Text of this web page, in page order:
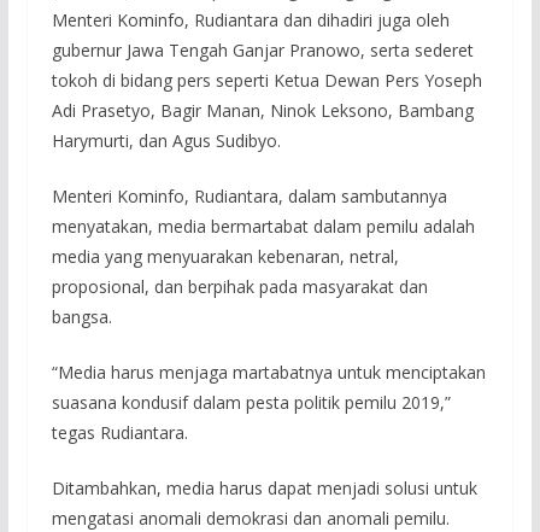
Menteri Kominfo, Rudiantara dan dihadiri juga oleh
gubernur Jawa Tengah Ganjar Pranowo, serta sederet
tokoh di bidang pers seperti Ketua Dewan Pers Yoseph
Adi Prasetyo, Bagir Manan, Ninok Leksono, Bambang
Harymurti, dan Agus Sudibyo.
Menteri Kominfo, Rudiantara, dalam sambutannya
menyatakan, media bermartabat dalam pemilu adalah
media yang menyuarakan kebenaran, netral,
proposional, dan berpihak pada masyarakat dan
bangsa.
“Media harus menjaga martabatnya untuk menciptakan
suasana kondusif dalam pesta politik pemilu 2019,”
tegas Rudiantara.
Ditambahkan, media harus dapat menjadi solusi untuk
mengatasi anomali demokrasi dan anomali pemilu.